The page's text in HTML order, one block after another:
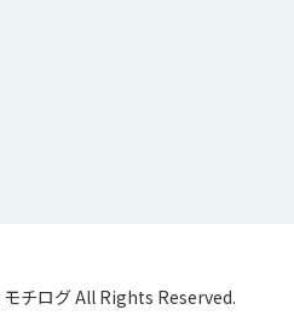
チログ All Rights Reserved.